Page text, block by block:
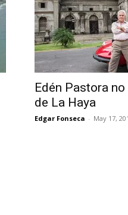
Edén Pastora
de La Haya
Edgar Fonseca - May 17,